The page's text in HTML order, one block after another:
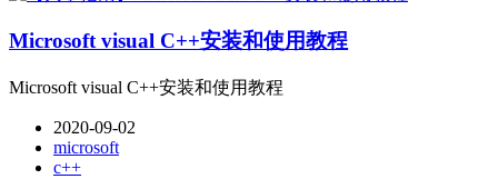
Microsoft visual C++安装和使用教程
Microsoft visual C++安装和使用教程
2020-09-02
microsoft
c++